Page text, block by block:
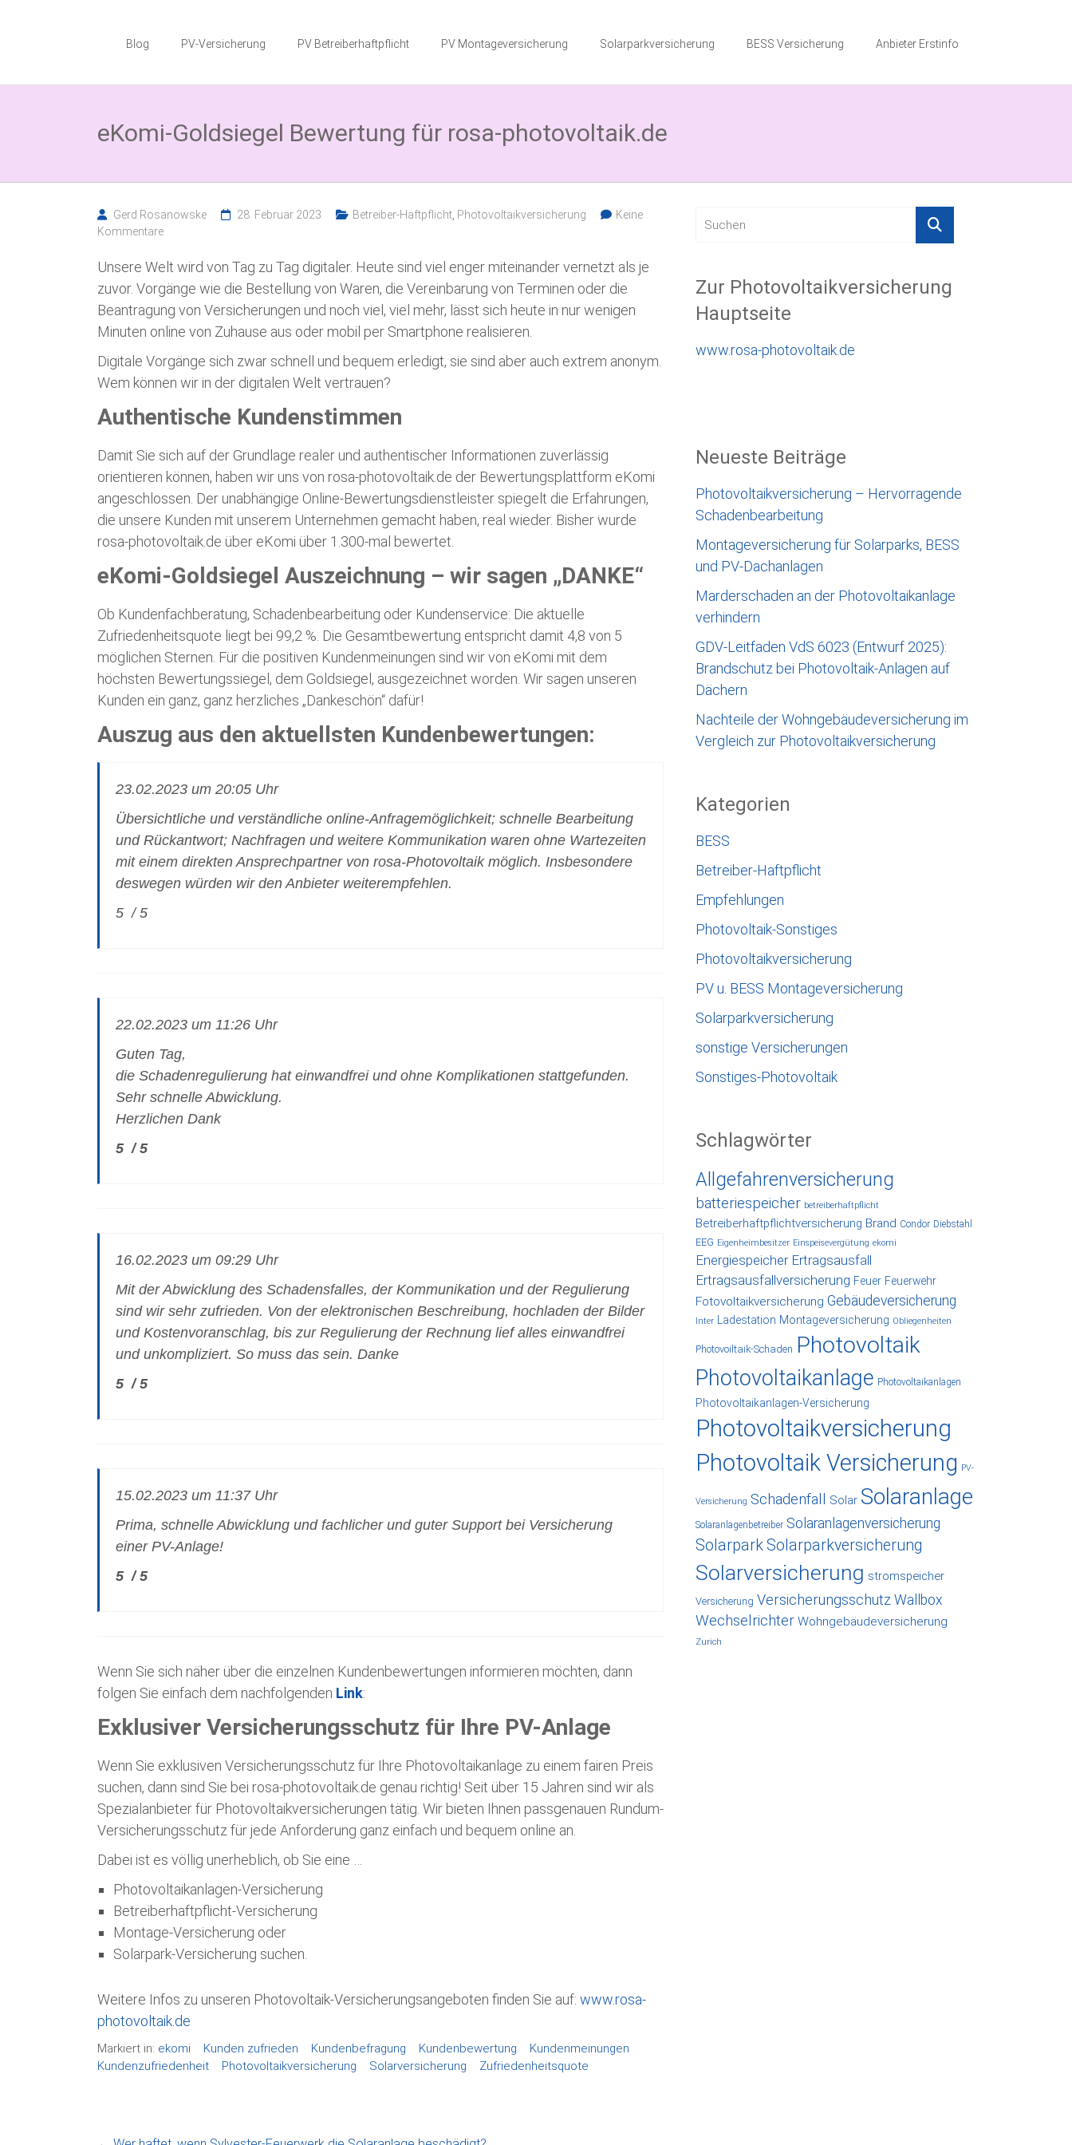
Photovoltaik
Thema
Photovoltaikversicherung,
Blog PV-Versicherung PV Betreiberhaftpflicht PV Montageversicherung Solarparkversicherung BESS Versicherung Anbieter Erstinfo
eKomi-Goldsiegel Bewertung für rosa-photovoltaik.de
Gerd Rosanowske 28. Februar 2023 Betreiber-Haftpflicht Photovoltaikversicherung
Keine
Kommentare
Unsere Welt wird von Tag zu Tag digitaler. Heute sind viel enger miteinander vernetzt als je
zuvor. Vorgänge wie die Bestellung von Waren, die Vereinbarung von Terminen oder die
Beantragung von Versicherungen und noch viel, viel mehr, lässt sich heute in nur wenigen
Minuten online von Zuhause aus oder mobil per Smartphone realisieren.
Digitale Vorgänge sich zwar schnell und bequem erledigt, sie sind aber auch extrem anonym.
Wem können wir in der digitalen Welt vertrauen?
Authentische Kundenstimmen
Damit Sie sich auf der Grundlage realer und authentischer Informationen zuverlässig
orientieren können, haben wir uns von rosa-photovoltaik.de der Bewertungsplattform eKomi
angeschlossen. Der unabhängige Online-Bewertungsdienstleister spiegelt die Erfahrungen,
die unsere Kunden mit unserem Unternehmen gemacht haben, real wieder. Bisher wurde
rosa-photovoltaik.de über eKomi über 1.300-mal bewertet.
eKomi-Goldsiegel Auszeichnung – wir sagen „DANKE“
Ob Kundenfachberatung, Schadenbearbeitung oder Kundenservice: Die aktuelle
Zufriedenheitsquote liegt bei 99,2 %. Die Gesamtbewertung entspricht damit 4,8 von 5
möglichen Sternen. Für die positiven Kundenmeinungen sind wir von eKomi mit dem
höchsten Bewertungssiegel, dem Goldsiegel, ausgezeichnet worden. Wir sagen unseren
Kunden ein ganz, ganz herzliches „Dankeschön“ dafür!
Auszug aus den aktuellsten Kundenbewertungen:
23.02.2023 um 20:05 Uhr
Übersichtliche und verständliche online-Anfragemöglichkeit; schnelle Bearbeitung
und Rückantwort; Nachfragen und weitere Kommunikation waren ohne Wartezeiten
mit einem direkten Ansprechpartner von rosa-Photovoltaik möglich. Insbesondere
deswegen würden wir den Anbieter weiterempfehlen.
5 / 5
22.02.2023 um 11:26 Uhr
Guten Tag,
die Schadenregulierung hat einwandfrei und ohne Komplikationen stattgefunden.
Sehr schnelle Abwicklung.
Herzlichen Dank
5 /5
16.02.2023 um 09:29 Uhr
Mit der Abwicklung des Schadensfalles, der Kommunikation und der Regulierung
sind wir sehr zufrieden. Von der elektronischen Beschreibung, hochladen der Bilder
und Kostenvoranschlag, bis zur Regulierung der Rechnung lief alles einwandfrei
und unkompliziert. So muss das sein. Danke
5 /5
15.02.2023 um 11:37 Uhr
Prima, schnelle Abwicklung und fachlicher und guter Support bei Versicherung
einer PV-Anlage!
5 /5
Wenn Sie sich näher über die einzelnen Kundenbewertungen informieren möchten, dann
folgen Sie einfach dem nachfolgenden Link:
Exklusiver Versicherungsschutz für Ihre PV-Anlage
Wenn Sie exklusiven Versicherungsschutz für Ihre Photovoltaikanlage zu einem fairen Preis
suchen, dann sind Sie bei rosa-photovoltaik.de genau richtig! Seit über 15 Jahren sind wir als
Spezialanbieter für Photovoltaikversicherungen tätig. Wir bieten Ihnen passgenauen Rundum-
Versicherungsschutz für jede Anforderung ganz einfach und bequem online an.
Dabei ist es völlig unerheblich, ob Sie eine …
Photovoltaikanlagen-Versicherung
Betreiberhaftpflicht-Versicherung
Montage-Versicherung oder
Solarpark-Versicherung suchen.
Weitere Infos zu unseren Photovoltaik-Versicherungsangeboten finden Sie auf: www.rosa-
photovoltaik.de
Markiert in: ekomi Kunden zufrieden Kundenbefragung Kundenbewertung
Kundenmeinungen
Kundenzufriedenheit
Photovoltaikversicherung Solarversicherung Zufriedenheitsquote
Zur Photovoltaikversicherung
Hauptseite
www.rosa-photovoltaik.de
Neueste Beiträge
Photovoltaikversicherung – Hervorragende
Schadenbearbeitung
Montageversicherung für Solarparks, BESS
und PV-Dachanlagen
Marderschaden an der Photovoltaikanlage
verhindern
GDV-Leitfaden VdS 6023 (Entwurf 2025):
Brandschutz bei Photovoltaik-Anlagen auf
Dächern
Nachteile der Wohngebäudeversicherung im
Vergleich zur Photovoltaikversicherung
Kategorien
BESS
Betreiber-Haftpflicht
Empfehlungen
Photovoltaik-Sonstiges
Photovoltaikversicherung
PV u. BESS Montageversicherung
Solarparkversicherung
sonstige Versicherungen
Sonstiges-Photovoltaik
Schlagwörter
Allgefahrenversicherung
batteriespeicher betreiberhaftpflicht
Betreiberhaftpflichtversicherung Brand Condor Diebstahl
EEG Eigenheimbesitzer Einspeisevergütung ekomi
Energiespeicher Ertragsausfall
Ertragsausfallversicherung Feuer Feuerwehr
Fotovoltaikversicherung Gebäudeversicherung
Inter Ladestation Montageversicherung Obliegenheiten
Photovoiltaik-Schaden Photovoltaik
Photovoltaikanlage Photovoltaikanlagen
Photovoltaikanlagen-Versicherung
Photovoltaikversicherung
Photovoltaik Versicherung PV-
Versicherung Schadenfall Solar Solaranlage
Solaranlagenbetreiber Solaranlagenversicherung
SolarparkSolarparkversicherung
Solarversicherung stromspeicher
Versicherung Versicherungsschutz Wallbox
Wechselrichter Wohngebäudeversicherung
Zurich